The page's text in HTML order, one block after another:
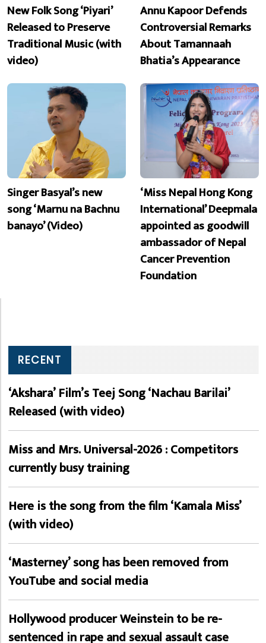
New Folk Song ‘Piyari’
Released to Preserve
Traditional Music (with
video)
Annu Kapoor Defends
Controversial Remarks
About Tamannaah
Bhatia’s Appearance
Singer Basyal’s new
song ‘Marnu na Bachnu
banayo’ (Video)
‘Miss Nepal Hong Kong
International’ Deepmala
appointed as goodwill
ambassador of Nepal
Cancer Prevention
Foundation
RECENT
‘Akshara’ Film’s Teej Song ‘Nachau Barilai’
Released (with video)
Miss and Mrs. Universal-2026 : Competitors
currently busy training
Here is the song from the film ‘Kamala Miss’
(with video)
‘Masterney’ song has been removed from
YouTube and social media
Hollywood producer Weinstein to be re-
sentenced in rape and sexual assault case